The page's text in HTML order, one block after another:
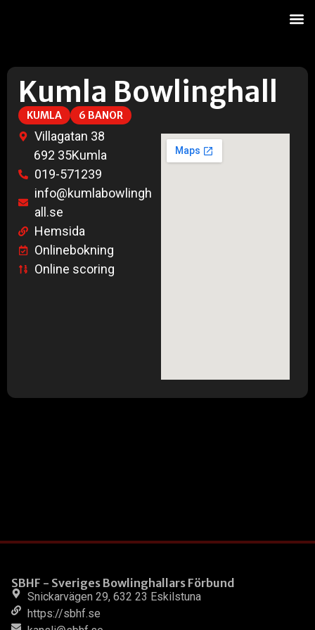
Kumla Bowlinghall
KUMLA 6 BANOR
Villagatan 38
692 35Kumla
019-571239
info@kumlabowlingh
all.se
Hemsida
Onlinebokning
Online scoring
SBHF - Sveriges Bowlinghallars Förbund
Snickarvägen 29, 632 23 Eskilstuna
https://sbhf.se